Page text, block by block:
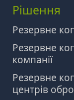
Рішення
Резервне
Резервне
компанії
Резервне
центрів